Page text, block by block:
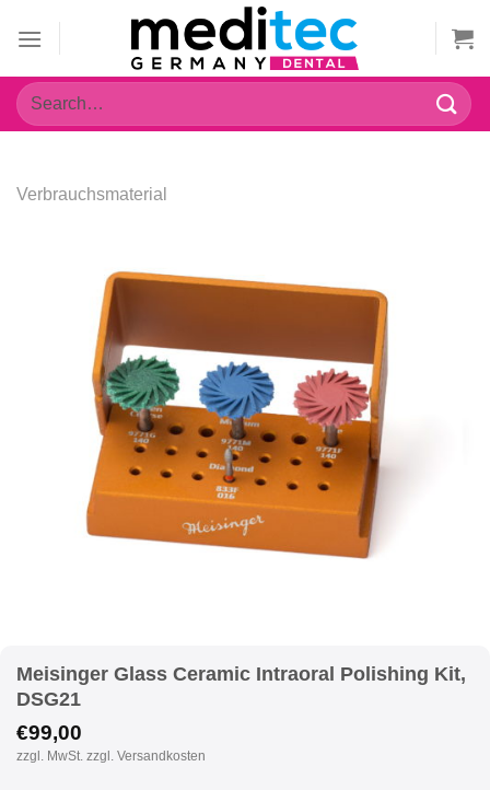
Inhalt
Search
for:
Verbrauchsmaterial
Meisinger Glass Ceramic Intraoral Polishing Kit,
DSG21
€99,00
zzgl. MwSt. zzgl. Versandkosten